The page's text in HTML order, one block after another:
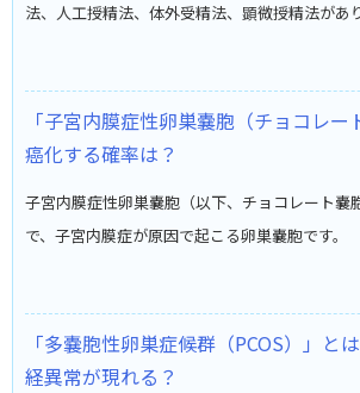
法、人工授精法、体外受精法、顕微授精法があ
「子宮内膜症性卵巣嚢胞（チョコレー
癌化する確率は？
子宮内膜症性卵巣嚢胞（以下、チョコレート嚢
で、子宮内膜症が原因で起こる卵巣嚢胞です。
「多嚢胞性卵巣症候群（PCOS）」と
経異常が現れる？